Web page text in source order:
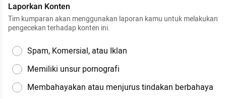
Laporkan Konten
Tim kumparan akan menggunakan laporan kamu untuk melakukan
pengecekan terhadap konten ini.
Spam, Komersial, atau Iklan
Memiliki unsur pornografi
Membahayakan atau menjurus tindakan berbahaya